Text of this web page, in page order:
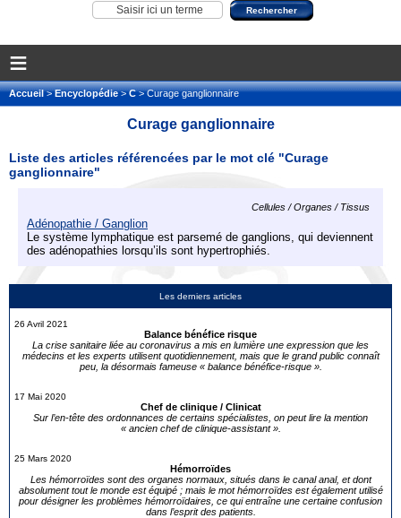
≡
Accueil>Encyclopédie>C> Curage ganglionnaire
Les derniers articles
26 Avril 2021
Balance bénéfice risque
La crise sanitaire liée au coronavirus a mis en lumière une expression que les
médecins et les experts utilisent quotidiennement, mais que le grand public connaît
peu, la désormais fameuse « balance bénéfice-risque ».
17 Mai 2020
Chef de clinique / Clinicat
Sur l’en-tête des ordonnances de certains spécialistes, on peut lire la mention
« ancien chef de clinique-assistant ».
25 Mars 2020
Hémorroïdes
Les hémorroïdes sont des organes normaux, situés dans le canal anal, et dont
absolument tout le monde est équipé ; mais le mot hémorroïdes est également utilisé
pour désigner les problèmes hémorroïdaires, ce qui entraîne une certaine confusion
dans l’esprit des patients.
Curage ganglionnaire
Liste des articles référencées par le mot clé "Curage
ganglionnaire"
Cellules / Organes / Tissus
Adénopathie / Ganglion
Le système lymphatique est parsemé de ganglions, qui deviennent
des adénopathies lorsqu’ils sont hypertrophiés.